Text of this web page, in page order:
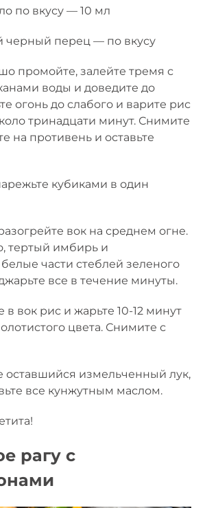
по вкусу — 10 мл
черный перец — по вкусу
промойте, залейте тремя с
воды и доведите до
огонь до слабого и варите рис
тринадцати минут. Снимите
на противень и оставьте
кубиками в один
вок на среднем огне.
тертый имбирь и
части стеблей зеленого
все в течение минуты.
в вок рис и жарьте 10-12 минут
цвета. Снимите с
оставшийся измельченный лук,
все кунжутным маслом.
рагу с